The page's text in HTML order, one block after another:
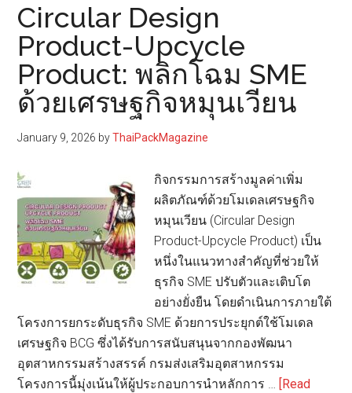
โฉม
SME
ด้วย
(ตอน
ที่
2)
Circular Design
Product-Upcycle
Product: พลิกโฉม SME
ด้วยเศรษฐกิจหมุนเวียน
January 9, 2026 byThaiPackMagazine
กิจกรรมการสร้างมูลค่าเพิ่ม
ผลิตภัณฑ์ด้วยโมเดลเศรษฐกิจ
หมุนเวียน (Circular Design
Product-Upcycle Product) เป็น
หนึ่งในแนวทางสำคัญที่ช่วยให้
ธุรกิจ SME ปรับตัวและเติบโต
อย่างยั่งยืน โดยดำเนินการภายใต้
โครงการยกระดับธุรกิจ SME ด้วยการประยุกต์ใช้โมเดล
เศรษฐกิจ BCG ซึ่งได้รับการสนับสนุนจากกองพัฒนา
อุตสาหกรรมสร้างสรรค์ กรมส่งเสริมอุตสาหกรรม
โครงการนี้มุ่งเน้นให้ผู้ประกอบการนำหลักการ …
[Read